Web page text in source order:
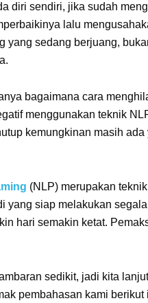
diri sendiri, jika sudah
lalu
yang sedang berjuang,
bagaimana cara
menggunakan teknik
kemungkinan masih
(NLP) merupakan
yang siap melakukan
hari semakin ketat.
sedikit, jadi kita
pembahasan kami berikut